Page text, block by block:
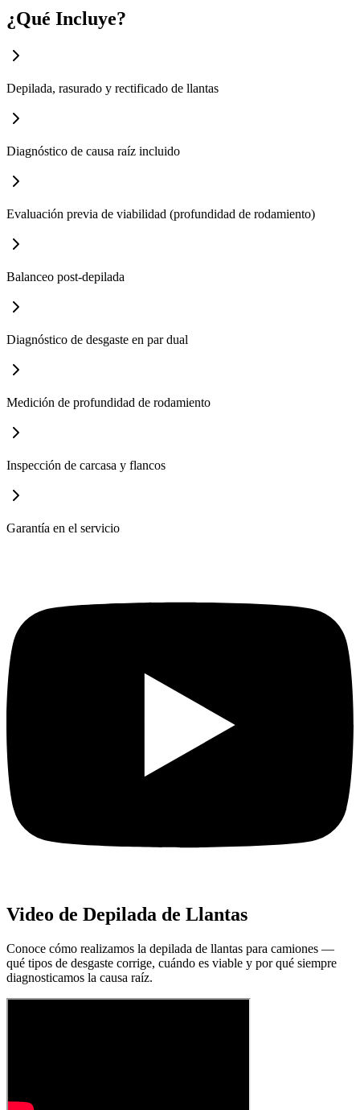
¿Qué Incluye?
Depilada, rasurado y rectificado de llantas
Diagnóstico de causa raíz incluido
Evaluación previa de viabilidad (profundidad de rodamiento)
Balanceo post-depilada
Diagnóstico de desgaste en par dual
Medición de profundidad de rodamiento
Inspección de carcasa y flancos
Garantía en el servicio
Video de Depilada de Llantas
Conoce cómo realizamos la depilada de llantas para camiones —
qué tipos de desgaste corrige, cuándo es viable y por qué siempre
diagnosticamos la causa raíz.